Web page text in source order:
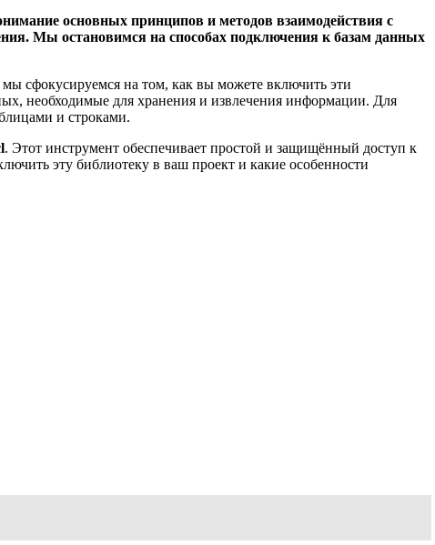
основных принципов и методов взаимодействия с
Мы остановимся на способах подключения к базам данных
сфокусируемся на том, как вы можете включить эти
необходимые для хранения и извлечения информации. Для
и строками.
. Этот инструмент обеспечивает простой и защищённый доступ к
эту библиотеку в ваш проект и какие особенности